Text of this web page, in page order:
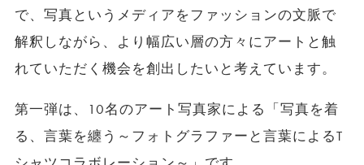
で、写真というメディアをファッションの文脈で
解釈しながら、より幅広い層の方々にアートと触
れていただく機会を創出したいと考えています。
第一弾は、10名のアート写真家による「写真を着
る、言葉を纏う～フォトグラファーと言葉によるT